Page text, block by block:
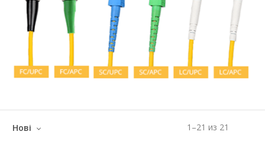
1 –21 из 21
Нові